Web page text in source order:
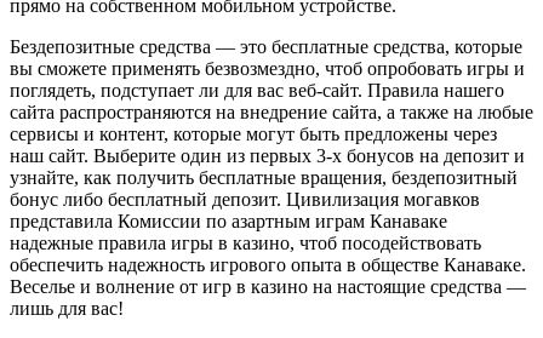
прямо на собственном мобильном устройстве.
Бездепозитные средства — это бесплатные средства, которые
вы сможете применять безвозмездно, чтоб опробовать игры и
поглядеть, подступает ли для вас веб-сайт. Правила нашего
сайта распространяются на внедрение сайта, а также на любые
сервисы и контент, которые могут быть предложены через
наш сайт. Выберите один из первых 3-х бонусов на депозит и
узнайте, как получить бесплатные вращения, бездепозитный
бонус либо бесплатный депозит. Цивилизация могавков
представила Комиссии по азартным играм Канаваке
надежные правила игры в казино, чтоб посодействовать
обеспечить надежность игрового опыта в обществе Канаваке.
Веселье и волнение от игр в казино на настоящие средства —
лишь для вас!